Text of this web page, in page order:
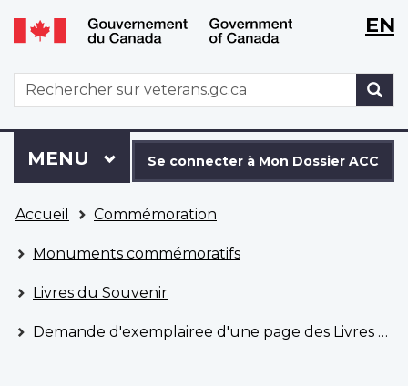
Aller
au
principal
Passer
à
version
HTML
simplifiée
WxT
WxTEN
WxT
Search
form
connecter
à
Dossier
ACC
Se connecter à Mon Dossier ACC
Menu
MENU PRINCIPAL
êtes
ici
Accueil Commémoration
Monuments commémoratifs
Livres du Souvenir
Demande d'exemplairee d'une page des Livres du Souvenir